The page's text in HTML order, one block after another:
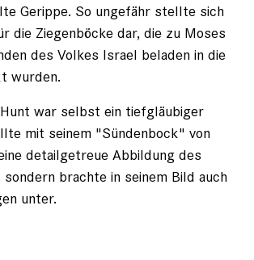
Gerippe. So ungefähr stellte sich
die Ziegenböcke dar, die zu Moses
des Volkes Israel beladen in die
wurden.
war selbst ein tiefgläubiger
mit seinem "Sündenbock" von
detailgetreue Abbildung des
brachte in seinem Bild auch
unter.